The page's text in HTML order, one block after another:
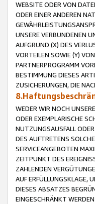
WEBSITE ODER VON
ODER EINER ANDEREN
UNSERE VERBUNDENEN
AUFGRUND (X) DES
VORTEILEN SOWIE (Y)
PARTNERPROGRAMM
BESTIMMUNG DIESES
ZUSICHERUNGEN, DIE
WEDER WIR NOCH
ODER EXEMPLARISCHE
NUTZUNGSAUSFALL
DES AUFTRETENS
SERVICEANGEBOTEN
ZEITPUNKT DES
ZAHLENDEN
AUF ERFÜLLUNGSKLAGE,
DIESES ABSATZES
EINGESCHRÄNKT